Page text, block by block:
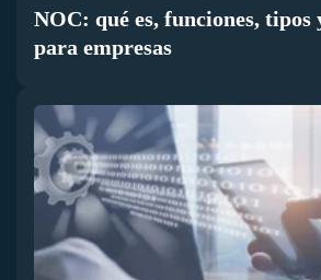
NOC: qué es, funciones, tipos
para empresas